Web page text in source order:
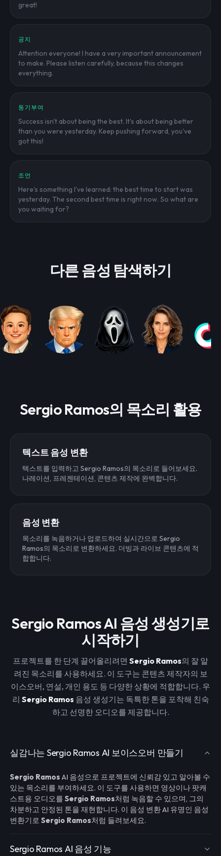
great!
공지
Attention everyone! I have a very important announcement
to make. Please listen carefully, because this changes
everything.
동기부여
Success isn't about being the best. It's about being better
than you were yesterday. Keep pushing forward, you've
got this!
조언
Here's something I've learned: the best time to start was
yesterday. The second best time is right now. So what are
you waiting for?
다른 음성 탐색하기
Sergio Ramos의 목소리 활용
텍스트 음성 변환
텍스트를 입력하고 Sergio Ramos의 목소리로 들어보세요.
나레이션, 프레젠테이션, 콘텐츠 제작에 완벽합니다.
음성 변환
목소리를 녹음하거나 업로드하여 실시간으로 Sergio
Ramos의 목소리로 변환하세요. 더빙과 라이브 콘텐츠에 적
합합니다.
Sergio Ramos AI 음성 생성기로
시작하기
프로젝트를 한 단계 끌어올리려면 Sergio Ramos의 잘 알
려진 목소리를 사용하세요. 이 도구는 콘텐츠 제작자의 보
이스오버, 연설, 개인 용도 등 다양한 상황에 적합합니다. 우
리 Sergio Ramos 음성 생성기는 독특한 톤을 포착해 친숙
하고 선명한 오디오를 제공합니다.
실감나는 Sergio Ramos AI 보이스오버 만들기
Sergio Ramos AI 음성으로 프로젝트에 신뢰감 있고 알아볼 수
있는 목소리를 부여하세요. 이 도구를 사용하면 영상이나 팟캐
스트용 오디오를 Sergio Ramos처럼 녹음할 수 있으며, 그의
차분하고 안정된 톤을 재현합니다. 이 음성 변환 AI 유명인 음성
변환기로 Sergio Ramos처럼 들려보세요.
Sergio Ramos AI 음성 기능